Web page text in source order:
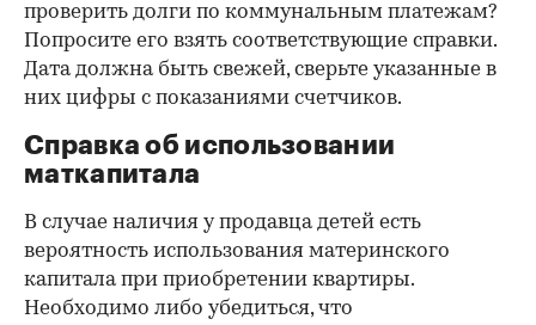
проверить долги по коммунальным платежам?
Попросите его взять соответствующие справки.
Дата должна быть свежей, сверьте указанные в
них цифры с показаниями счетчиков.
Справка об использовании
маткапитала
В случае наличия у продавца детей есть
вероятность использования материнского
капитала при приобретении квартиры.
Необходимо либо убедиться, что